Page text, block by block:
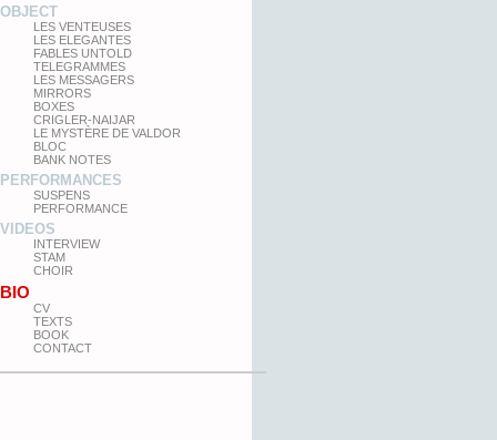
OBJECT
LES VENTEUSES
LES ELEGANTES
FABLES UNTOLD
TELEGRAMMES
LES MESSAGERS
MIRRORS
BOXES
CRIGLER-NAIJAR
LE MYSTÈRE DE VALDOR
BLOC
BANK NOTES
PERFORMANCES
SUSPENS
PERFORMANCE
VIDEOS
INTERVIEW
STAM
CHOIR
BIO
CV
TEXTS
BOOK
CONTACT